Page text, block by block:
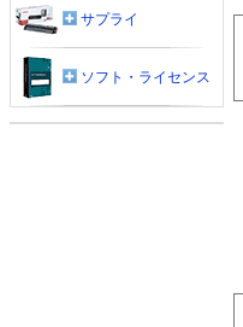
サプライ
ソフト・ライセンス